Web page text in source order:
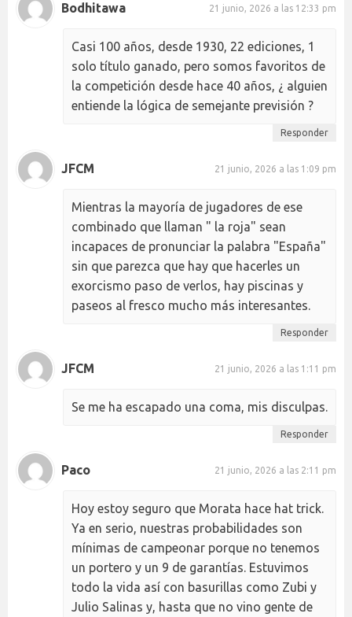
Bodhitawa 21 junio, 2026 a las 12:33 pm
Casi 100 años, desde 1930, 22 ediciones, 1
solo título ganado, pero somos favoritos de
la competición desde hace 40 años, ¿ alguien
entiende la lógica de semejante previsión ?
Responder
JFCM 21 junio, 2026 a las 1:09 pm
Mientras la mayoría de jugadores de ese
combinado que llaman " la roja" sean
incapaces de pronunciar la palabra "España"
sin que parezca que hay que hacerles un
exorcismo paso de verlos, hay piscinas y
paseos al fresco mucho más interesantes.
Responder
JFCM 21 junio, 2026 a las 1:11 pm
Se me ha escapado una coma, mis disculpas.
Responder
Paco 21 junio, 2026 a las 2:11 pm
Hoy estoy seguro que Morata hace hat trick.
Ya en serio, nuestras probabilidades son
mínimas de campeonar porque no tenemos
un portero y un 9 de garantías. Estuvimos
todo la vida así con basurillas como Zubi y
Julio Salinas y, hasta que no vino gente de